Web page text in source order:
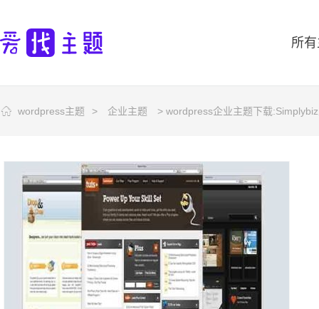
所
wordpress主题 > 企业主题 > wordpress企业主题下载